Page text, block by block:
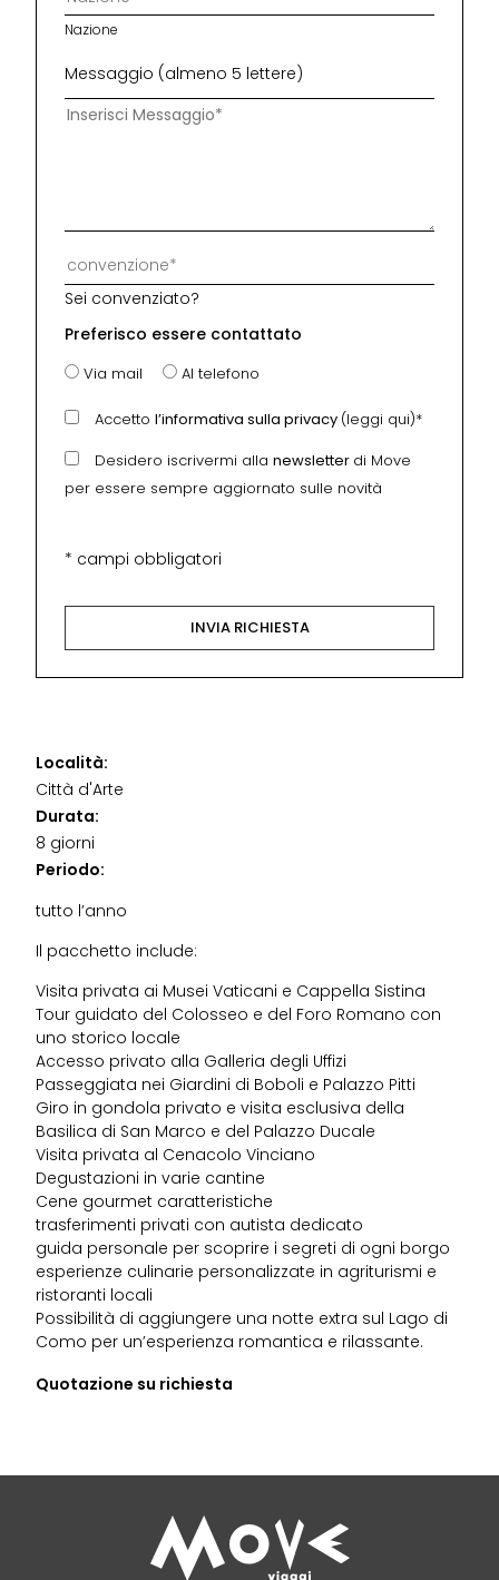
Nazione
Messaggio (almeno 5 lettere)
Sei convenziato?
Preferisco essere contattato
Via mail Al telefono
Accetto l’informativa sulla privacy (leggi qui)*
Desidero iscrivermi alla newsletter di Move
per essere sempre aggiornato sulle novità
* campi obbligatori
Località:
Città d'Arte
Durata:
8 giorni
Periodo:
tutto l’anno
Il pacchetto include:
Visita privata ai Musei Vaticani e Cappella Sistina
Tour guidato del Colosseo e del Foro Romano con
uno storico locale
Accesso privato alla Galleria degli Uffizi
Passeggiata nei Giardini di Boboli e Palazzo Pitti
Giro in gondola privato e visita esclusiva della
Basilica di San Marco e del Palazzo Ducale
Visita privata al Cenacolo Vinciano
Degustazioni in varie cantine
Cene gourmet caratteristiche
trasferimenti privati con autista dedicato
guida personale per scoprire i segreti di ogni borgo
esperienze culinarie personalizzate in agriturismi e
ristoranti locali
Possibilità di aggiungere una notte extra sul Lago di
Como per un’esperienza romantica e rilassante.
Quotazione su richiesta